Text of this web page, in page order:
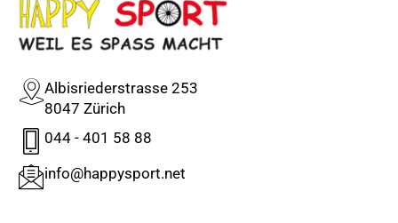
Albisriederstrasse 253
8047 Zürich
044 - 401 58 88
info@happysport.net